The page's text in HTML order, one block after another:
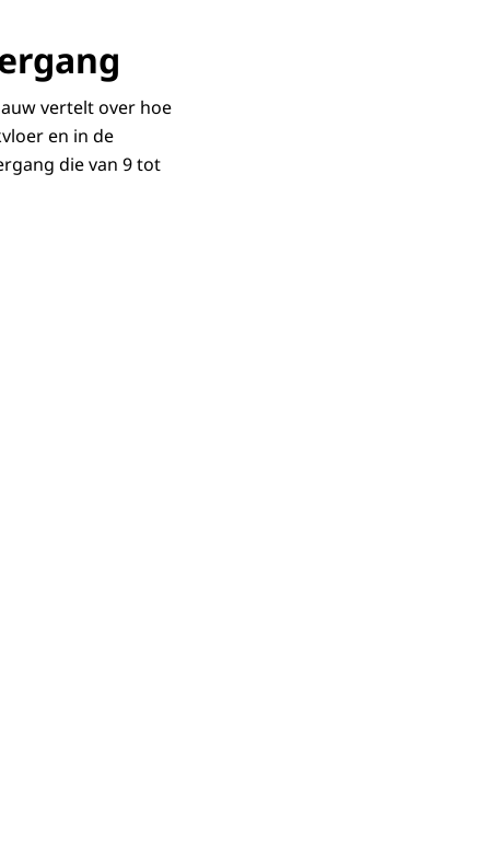
vertelt over hoe
en in de
die van 9 tot